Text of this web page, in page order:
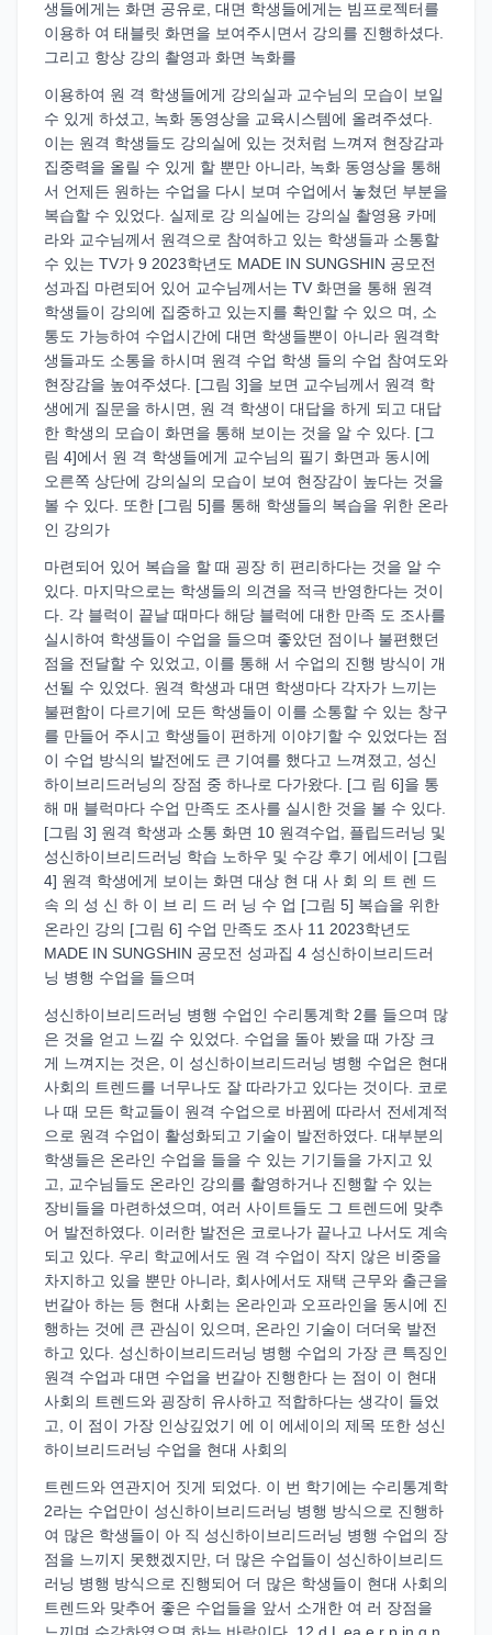
생들에게는 화면 공유로, 대면 학생들에게는 빔프로젝터를
이용하 여 태블릿 화면을 보여주시면서 강의를 진행하셨다.
그리고 항상 강의 촬영과 화면 녹화를
이용하여 원 격 학생들에게 강의실과 교수님의 모습이 보일
수 있게 하셨고, 녹화 동영상을 교육시스템에 올려주셨다.
이는 원격 학생들도 강의실에 있는 것처럼 느껴져 현장감과
집중력을 올릴 수 있게 할 뿐만 아니라, 녹화 동영상을 통해
서 언제든 원하는 수업을 다시 보며 수업에서 놓쳤던 부분을
복습할 수 있었다. 실제로 강 의실에는 강의실 촬영용 카메
라와 교수님께서 원격으로 참여하고 있는 학생들과 소통할
수 있는 TV가 9 2023학년도 MADE IN SUNGSHIN 공모전
성과집 마련되어 있어 교수님께서는 TV 화면을 통해 원격
학생들이 강의에 집중하고 있는지를 확인할 수 있으 며, 소
통도 가능하여 수업시간에 대면 학생들뿐이 아니라 원격학
생들과도 소통을 하시며 원격 수업 학생 들의 수업 참여도와
현장감을 높여주셨다. [그림 3]을 보면 교수님께서 원격 학
생에게 질문을 하시면, 원 격 학생이 대답을 하게 되고 대답
한 학생의 모습이 화면을 통해 보이는 것을 알 수 있다. [그
림 4]에서 원 격 학생들에게 교수님의 필기 화면과 동시에
오른쪽 상단에 강의실의 모습이 보여 현장감이 높다는 것을
볼 수 있다. 또한 [그림 5]를 통해 학생들의 복습을 위한 온라
인 강의가
마련되어 있어 복습을 할 때 굉장 히 편리하다는 것을 알 수
있다. 마지막으로는 학생들의 의견을 적극 반영한다는 것이
다. 각 블럭이 끝날 때마다 해당 블럭에 대한 만족 도 조사를
실시하여 학생들이 수업을 들으며 좋았던 점이나 불편했던
점을 전달할 수 있었고, 이를 통해 서 수업의 진행 방식이 개
선될 수 있었다. 원격 학생과 대면 학생마다 각자가 느끼는
불편함이 다르기에 모든 학생들이 이를 소통할 수 있는 창구
를 만들어 주시고 학생들이 편하게 이야기할 수 있었다는 점
이 수업 방식의 발전에도 큰 기여를 했다고 느껴졌고, 성신
하이브리드러닝의 장점 중 하나로 다가왔다. [그 림 6]을 통
해 매 블럭마다 수업 만족도 조사를 실시한 것을 볼 수 있다.
[그림 3] 원격 학생과 소통 화면 10 원격수업, 플립드러닝 및
성신하이브리드러닝 학습 노하우 및 수강 후기 에세이 [그림
4] 원격 학생에게 보이는 화면 대상 현 대 사 회 의 트 렌 드
속 의 성 신 하 이 브 리 드 러 닝 수 업 [그림 5] 복습을 위한
온라인 강의 [그림 6] 수업 만족도 조사 11 2023학년도
MADE IN SUNGSHIN 공모전 성과집 4 성신하이브리드러
닝 병행 수업을 들으며
성신하이브리드러닝 병행 수업인 수리통계학 2를 들으며 많
은 것을 얻고 느낄 수 있었다. 수업을 돌아 봤을 때 가장 크
게 느껴지는 것은, 이 성신하이브리드러닝 병행 수업은 현대
사회의 트렌드를 너무나도 잘 따라가고 있다는 것이다. 코로
나 때 모든 학교들이 원격 수업으로 바뀜에 따라서 전세계적
으로 원격 수업이 활성화되고 기술이 발전하였다. 대부분의
학생들은 온라인 수업을 들을 수 있는 기기들을 가지고 있
고, 교수님들도 온라인 강의를 촬영하거나 진행할 수 있는
장비들을 마련하셨으며, 여러 사이트들도 그 트렌드에 맞추
어 발전하였다. 이러한 발전은 코로나가 끝나고 나서도 계속
되고 있다. 우리 학교에서도 원 격 수업이 작지 않은 비중을
차지하고 있을 뿐만 아니라, 회사에서도 재택 근무와 출근을
번갈아 하는 등 현대 사회는 온라인과 오프라인을 동시에 진
행하는 것에 큰 관심이 있으며, 온라인 기술이 더더욱 발전
하고 있다. 성신하이브리드러닝 병행 수업의 가장 큰 특징인
원격 수업과 대면 수업을 번갈아 진행한다 는 점이 이 현대
사회의 트렌드와 굉장히 유사하고 적합하다는 생각이 들었
고, 이 점이 가장 인상깊었기 에 이 에세이의 제목 또한 성신
하이브리드러닝 수업을 현대 사회의
트렌드와 연관지어 짓게 되었다. 이 번 학기에는 수리통계학
2라는 수업만이 성신하이브리드러닝 병행 방식으로 진행하
여 많은 학생들이 아 직 성신하이브리드러닝 병행 수업의 장
점을 느끼지 못했겠지만, 더 많은 수업들이 성신하이브리드
러닝 병행 방식으로 진행되어 더 많은 학생들이 현대 사회의
트렌드와 맞추어 좋은 수업들을 앞서 소개한 여 러 장점을